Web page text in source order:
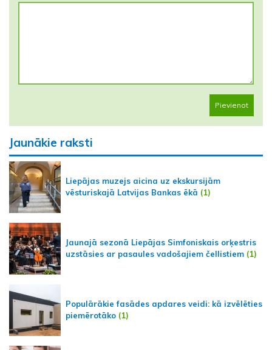
Pievienot
Jaunākie raksti
Liepājas muzejs aicina uz ekskursijām
vēsturiskajā Latvijas Bankas ēkā (1)
Jaunajā sezonā Liepājas Simfoniskais orķestris
uzstāsies ar pasaules vadošajiem čellistiem (1)
Populārākie fasādes apdares veidi: kā izvēlēties
piemērotāko (1)